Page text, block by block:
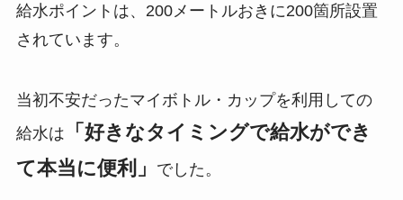
給水ポイントは、200メートルおきに200箇所設置
されています。
当初不安だったマイボトル・カップを利用しての
給水は
「好きなタイミングで給水ができ
て本当に便利」
でした。